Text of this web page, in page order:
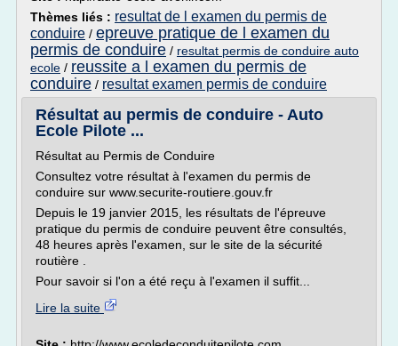
Thèmes liés : resultat de l examen du permis de
conduire / epreuve pratique de l examen du
permis de conduire / resultat permis de conduire auto
ecole / reussite a l examen du permis de
conduire / resultat examen permis de conduire
Résultat au permis de conduire - Auto
Ecole Pilote ...
Résultat au Permis de Conduire
Consultez votre résultat à l'examen du permis de
conduire sur www.securite-routiere.gouv.fr
Depuis le 19 janvier 2015, les résultats de l'épreuve
pratique du permis de conduire peuvent être consultés,
48 heures après l'examen, sur le site de la sécurité
routière .
Pour savoir si l'on a été reçu à l'examen il suffit...
Lire la suite